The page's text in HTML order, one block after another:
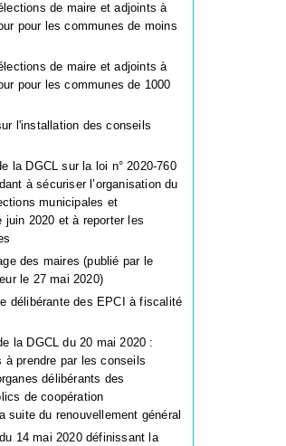
de maire et adjoints à
pour les communes de moins
de maire et adjoints à
pour les communes de 1000
l'installation des conseils
la DGCL sur la loi n° 2020-760
à sécuriser l’organisation du
municipales et
juin 2020 et à reporter les
des maires (publié par le
le 27 mai 2020)
délibérante des EPCI à fiscalité
la DGCL du 20 mai 2020 :
à prendre par les conseils
délibérants des
de coopération
suite du renouvellement général
14 mai 2020 définissant la